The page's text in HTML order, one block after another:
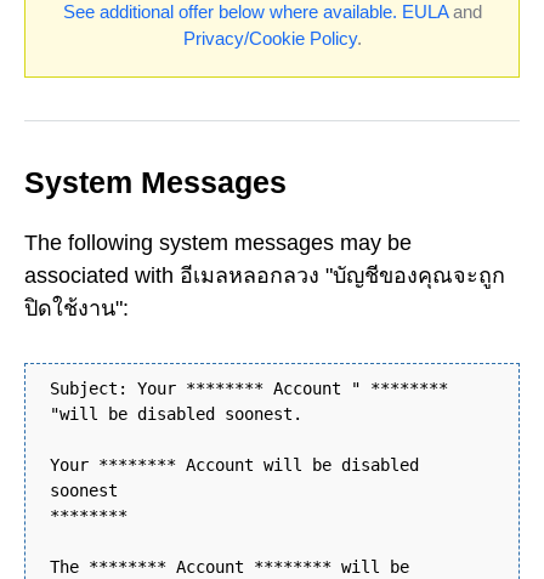
See additional offer below where available. EULAand
Privacy/Cookie Policy.
System Messages
The following system messages may be
associated with อีเมลหลอกลวง "บัญชีของคุณจะถูก
ปิดใช้งาน":
Subject: Your ******** Account " ********
"will be disabled soonest.
Your ******** Account will be disabled
soonest
********
The ******** Account ******** will be